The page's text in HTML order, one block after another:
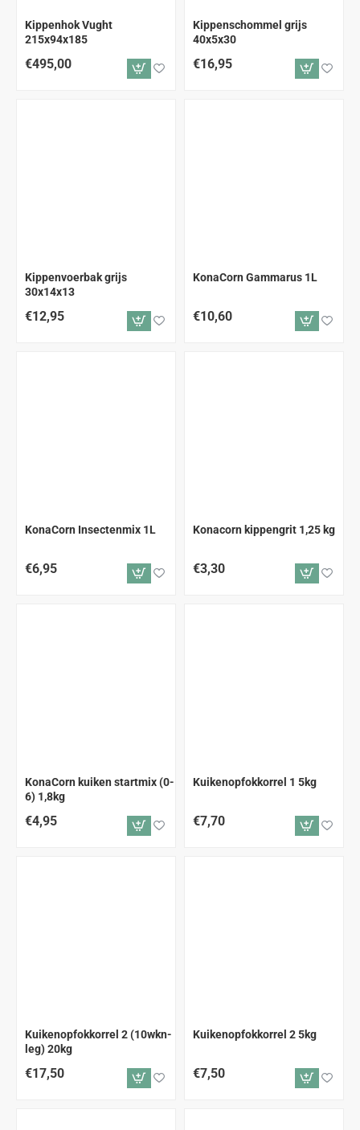
ALLEEN AFHALEN
Kippenhok Vught
215x94x185
€495,00
Kippenschommel grijs
40x5x30
€16,95
Kippenvoerbak grijs
30x14x13
€12,95
KonaCorn Gammarus 1L
€10,60
KonaCorn Insectenmix 1L
€6,95
Konacorn kippengrit 1,25 kg
€3,30
KonaCorn kuiken startmix (0-
6) 1,8kg
€4,95
Kuikenopfokkorrel 1 5kg
€7,70
Kuikenopfokkorrel 2 (10wkn-
leg) 20kg
€17,50
Kuikenopfokkorrel 2 5kg
€7,50